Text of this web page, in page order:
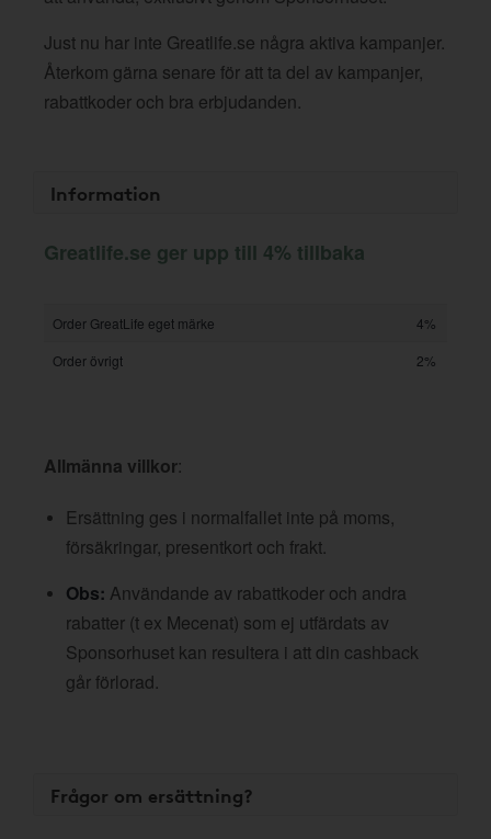
Just nu har inte Greatlife.se några aktiva kampanjer.
Återkom gärna senare för att ta del av kampanjer,
rabattkoder och bra erbjudanden.
Information
Greatlife.se ger upp till 4% tillbaka
Order GreatLife eget märke
4%
Order övrigt
2%
Allmänna villkor:
Ersättning ges i normalfallet inte på moms,
försäkringar, presentkort och frakt.
Obs: Användande av rabattkoder och andra
rabatter (t ex Mecenat) som ej utfärdats av
Sponsorhuset kan resultera i att din cashback
går förlorad.
Frågor om ersättning?